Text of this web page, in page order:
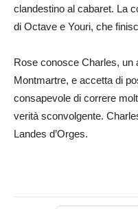
clandestino al cabaret. La
di Octave e Youri, che
Rose conosce Charles, un
Montmartre, e accetta di
consapevole di correre
verità sconvolgente.
Landes d’Orges.